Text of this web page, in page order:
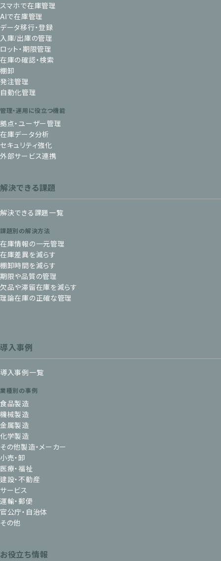
スマホで在庫管理
AIで在庫管理
データ移行・登録
入庫/出庫の管理
ロット・期限管理
在庫の確認・検索
棚卸
発注管理
自動化管理
管理・運用に役立つ機能
拠点・ユーザー管理
在庫データ分析
セキュリティ強化
外部サービス連携
解決できる課題
解決できる課題一覧
課題別の解決方法
在庫情報の一元管理
在庫差異を減らす
棚卸時間を減らす
期限や品質の管理
欠品や滞留在庫を減らす
理論在庫の正確な管理
導入事例
導入事例一覧
業種別の事例
食品製造
機械製造
金属製造
化学製造
その他製造・メーカー
小売・卸
医療・福祉
建設・不動産
サービス
運輸・郵便
官公庁・自治体
その他
お役立ち情報